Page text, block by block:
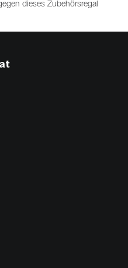
dieses Zubehörsregal